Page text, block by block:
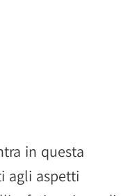
in questa
agli aspetti